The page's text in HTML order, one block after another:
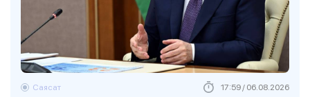
Саясат 17:59 / 06.08.2026